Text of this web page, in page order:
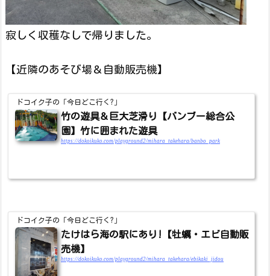
寂しく収穫なしで帰りました。
【近隣のあそび場＆自動販売機】
ドコイク子の「今日どこ行く?」
竹の遊具＆巨大芝滑り【バンブー総合公
園】竹に囲まれた遊具
https://dokoikuko.com/playground2/mihara_takehara/banbo_park
ドコイク子の「今日どこ行く?」
たけはら海の駅にあり!【牡蠣・エビ自動販
売機】
https://dokoikuko.com/playground2/mihara_takehara/ebikaki_jidou